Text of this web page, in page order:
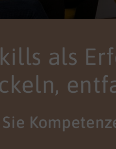
als